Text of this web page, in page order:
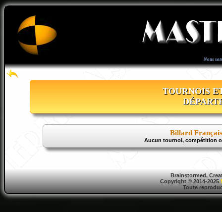
Nous
TOURNOIS
Billard
Aucun tournoi, compétition
Brainstormed,
Copyright © 2014-2025
Toute